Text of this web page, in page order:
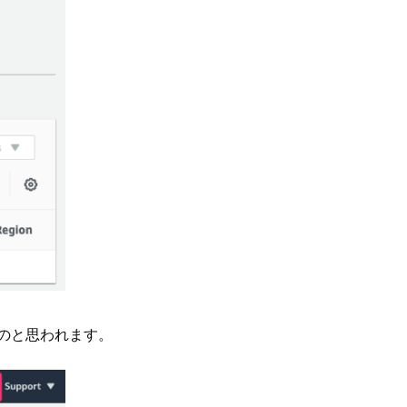
思われます。